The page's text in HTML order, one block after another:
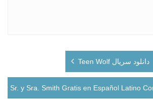
دانلود سریال Teen Wolf